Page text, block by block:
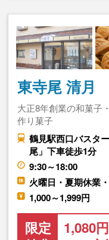
東寺尾 清月
大正8年創業の和菓子
作り菓子
鶴見駅西口バスタ
尾」下車徒歩1分
9:30～18:00
火曜日・夏期休業
1,000～1,999円
限定
1,080